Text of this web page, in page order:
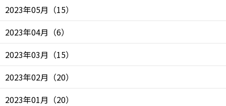
2023年05月 （15）
2023年04月 （6）
2023年03月 （15）
2023年02月 （20）
2023年01月 （20）